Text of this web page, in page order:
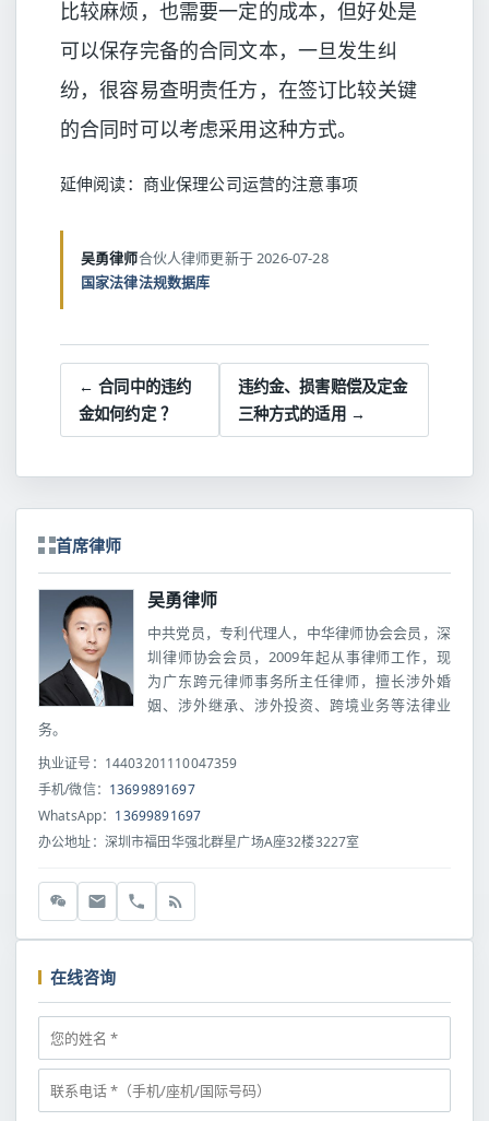
比较麻烦，也需要一定的成本，但好处是
可以保存完备的合同文本，一旦发生纠
纷，很容易查明责任方，在签订比较关键
的合同时可以考虑采用这种方式。
延伸阅读： 商业保理公司运营的注意事项
吴勇律师合伙人律师更新于 2026-07-28
国家法律法规数据库
← 合同中的违约
金如何约定 ？
违约金、损害赔偿及定金
三种方式的适用 →
首席律师
吴勇律师
中共党员，专利代理人，中华律师协会会员，深
圳律师协会会员，2009年起从事律师工作，现
为广东跨元律师事务所主任律师，擅长涉外婚
姻、涉外继承、涉外投资、跨境业务等法律业
务。
执业证号：14403201110047359
手机/微信： 13699891697
WhatsApp： 13699891697
办公地址：深圳市福田华强北群星广场A座32楼3227室
在线咨询